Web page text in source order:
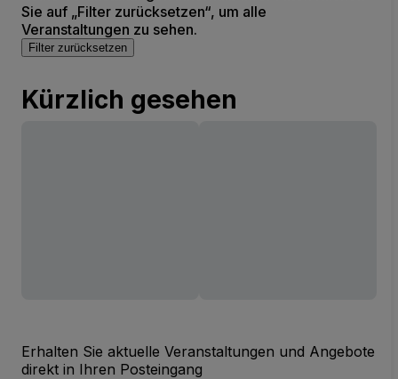
Sie auf „Filter zurücksetzen“, um alle
Veranstaltungen zu sehen.
Filter zurücksetzen
Kürzlich gesehen
Erhalten Sie aktuelle Veranstaltungen und Angebote
direkt in Ihren Posteingang